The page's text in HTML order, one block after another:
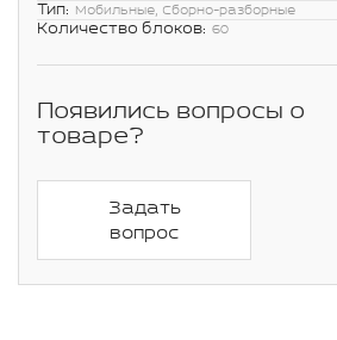
Тип: Мобильные, Сборно-разборные
Количество блоков: 60
Появились вопросы о
товаре?
Задать
вопрос